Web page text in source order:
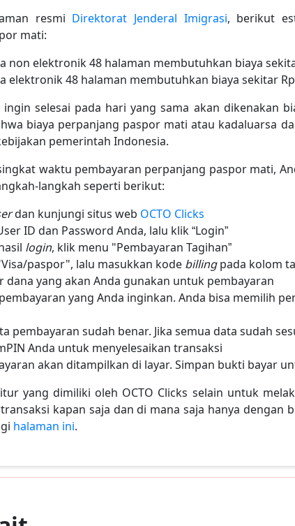
resmi Direktorat Jenderal Imigrasi, berikut
mati:
non elektronik 48 halaman membutuhkan biaya
elektronik 48 halaman membutuhkan biaya sekitar Rp
ingin selesai pada hari yang sama akan dikenakan
biaya perpanjang paspor mati atau kadaluarsa
pemerintah Indonesia.
waktu pembayaran perpanjang paspor mati,
langkah seperti berikut:
dan kunjungi situs web OCTO Clicks
ID dan Password Anda, lalu klik “Login”
login, klik menu "Pembayaran Tagihan”
paspor", lalu masukkan kode billingpada kolom
dana yang akan Anda gunakan untuk pembayaran
yang Anda inginkan. Anda bisa memilih
pembayaran sudah benar. Jika semua data sudah
Anda untuk menyelesaikan transaksi
akan ditampilkan di layar. Simpan bukti bayar
yang dimiliki oleh OCTO Clicks selain untuk
kapan saja dan di mana saja hanya dengan
halaman ini.